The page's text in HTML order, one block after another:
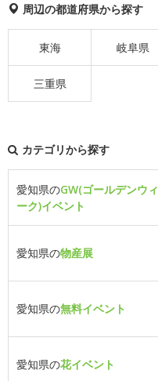
周辺の都道府県から探す
東海 岐阜県
三重県
カテゴリから探す
愛知県のGW(ゴールデンウィ
ーク)イベント
愛知県の物産展
愛知県の無料イベント
愛知県の花イベント